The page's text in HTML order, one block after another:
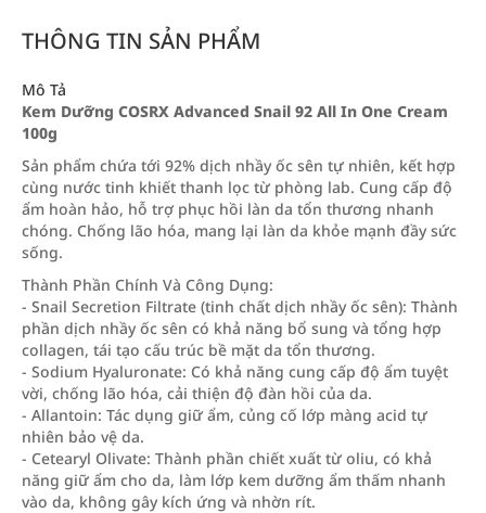
THÔNG TIN SẢN PHẨM
Mô Tả
Kem Dưỡng COSRX Advanced Snail 92 All In One Cream
100g
Sản phẩm chứa tới 92% dịch nhầy ốc sên tự nhiên, kết hợp
cùng nước tinh khiết thanh lọc từ phòng lab. Cung cấp độ
ẩm hoàn hảo, hỗ trợ phục hồi làn da tổn thương nhanh
chóng. Chống lão hóa, mang lại làn da khỏe mạnh đầy sức
sống.
Thành Phần Chính Và Công Dụng:
- Snail Secretion Filtrate (tinh chất dịch nhầy ốc sên): Thành
phần dịch nhầy ốc sên có khả năng bổ sung và tổng hợp
collagen, tái tạo cấu trúc bề mặt da tổn thương.
- Sodium Hyaluronate: Có khả năng cung cấp độ ẩm tuyệt
vời, chống lão hóa, cải thiện độ đàn hồi của da.
- Allantoin: Tác dụng giữ ẩm, củng cố lớp màng acid tự
nhiên bảo vệ da.
- Cetearyl Olivate: Thành phần chiết xuất từ oliu, có khả
năng giữ ẩm cho da, làm lớp kem dưỡng ẩm thấm nhanh
vào da, không gây kích ứng và nhờn rít.